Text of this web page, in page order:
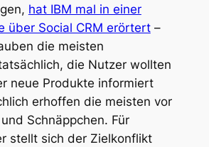
hat IBM mal in einer
über Social CRM erörtert–
die meisten
die Nutzer wollten
neue Produkte informiert
erhoffen die meisten vor
Schnäppchen. Für
stellt sich der Zielkonflikt